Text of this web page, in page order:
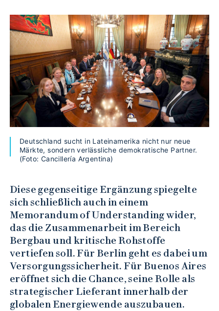
Deutschland sucht in Lateinamerika nicht nur neue
Märkte, sondern verlässliche demokratische Partner.
(Foto: Cancillería Argentina)
Diese gegenseitige Ergänzung spiegelte
sich schließlich auch in einem
Memorandum of Understanding wider,
das die Zusammenarbeit im Bereich
Bergbau und kritische Rohstoffe
vertiefen soll. Für Berlin geht es dabei um
Versorgungssicherheit. Für Buenos Aires
eröffnet sich die Chance, seine Rolle als
strategischer Lieferant innerhalb der
globalen Energiewende auszubauen.